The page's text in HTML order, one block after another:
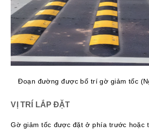
Đoạn đường được bố trí gờ giảm tốc
VỊ TRÍ LẮP ĐẶT
Gờ giảm tốc được đặt ở phía trước hoặc